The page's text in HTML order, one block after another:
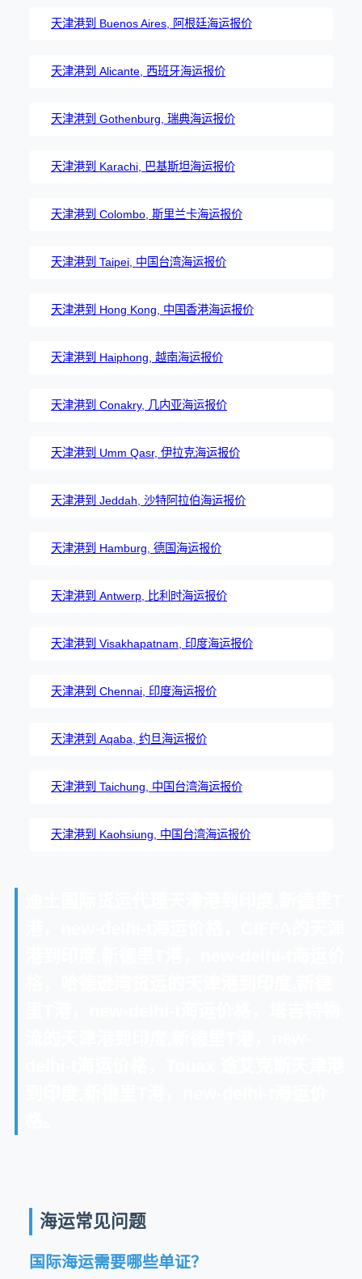
天津港到 Buenos Aires, 阿根廷海运报价
天津港到 Alicante, 西班牙海运报价
天津港到 Gothenburg, 瑞典海运报价
天津港到 Karachi, 巴基斯坦海运报价
天津港到 Colombo, 斯里兰卡海运报价
天津港到 Taipei, 中国台湾海运报价
天津港到 Hong Kong, 中国香港海运报价
天津港到 Haiphong, 越南海运报价
天津港到 Conakry, 几内亚海运报价
天津港到 Umm Qasr, 伊拉克海运报价
天津港到 Jeddah, 沙特阿拉伯海运报价
天津港到 Hamburg, 德国海运报价
天津港到 Antwerp, 比利时海运报价
天津港到 Visakhapatnam, 印度海运报价
天津港到 Chennai, 印度海运报价
天津港到 Aqaba, 约旦海运报价
天津港到 Taichung, 中国台湾海运报价
天津港到 Kaohsiung, 中国台湾海运报价
海运常见问题
国际海运需要哪些单证？